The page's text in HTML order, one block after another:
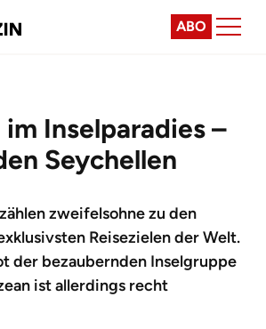
ABO
Inselparadies –
Seychellen
zweifelsohne zu den
Reisezielen der Welt.
der bezaubernden Inselgruppe
ist allerdings recht